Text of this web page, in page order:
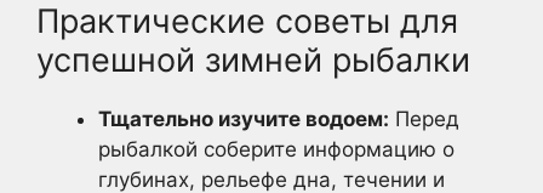
Практические советы для
успешной зимней рыбалки
Тщательно изучите водоем: Перед
рыбалкой соберите информацию о
глубинах, рельефе дна, течении и